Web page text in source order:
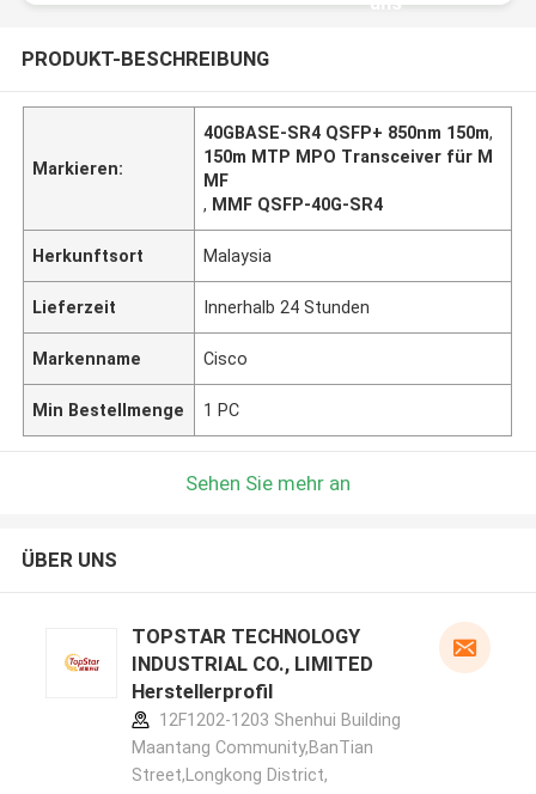
PRODUKT-BESCHREIBUNG
Markieren:
40GBASE-SR4 QSFP+ 850nm 150m,
150m MTP MPO Transceiver für M
MF
, MMF QSFP-40G-SR4
Herkunftsort Malaysia
Lieferzeit Innerhalb 24 Stunden
Markenname Cisco
Min Bestellmenge 1 PC
Sehen Sie mehr an
ÜBER UNS
TOPSTAR TECHNOLOGY
INDUSTRIAL CO., LIMITED
Herstellerprofil
12F1202-1203 Shenhui Building
Maantang Community,BanTian
Street,Longkong District,